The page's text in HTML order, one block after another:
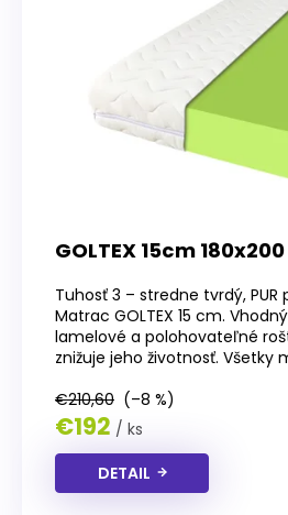
GOLTEX 15cm
Tuhosť 3 – stredne tvrdý, PUR
Matrac GOLTEX 15 cm.
lamelové a polohovateľné
znižuje jeho životnosť. Všetky
€210,60 (–8 %)
€192 / ks
DETAIL